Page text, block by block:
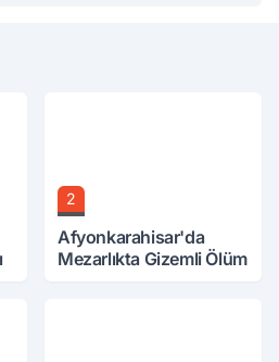
2
Afyonkarahisar'da
Mezarlıkta Gizemli Ölüm